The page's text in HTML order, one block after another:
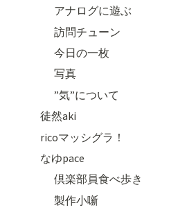
アナログに遊ぶ
訪問チューン
今日の一枚
写真
”気”について
徒然aki
ricoマッシグラ！
なゆpace
倶楽部員食べ歩き
製作小噺